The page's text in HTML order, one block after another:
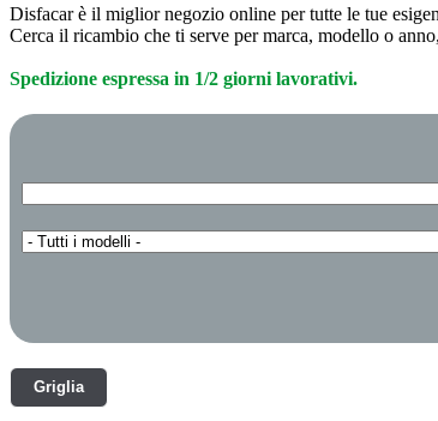
Disfacar è il miglior negozio online per tutte le tue
Cerca il ricambio che ti serve per marca, modello o anno,
Spedizione espressa in 1/2 giorni lavorativi.
Griglia